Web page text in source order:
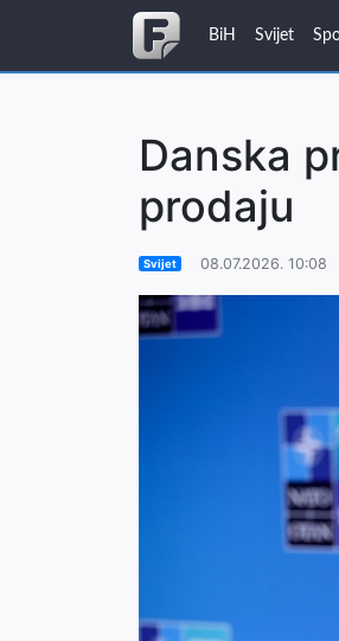
BiH Svijet
Danska
prodaju
Svijet 08.07.2026. 10:08